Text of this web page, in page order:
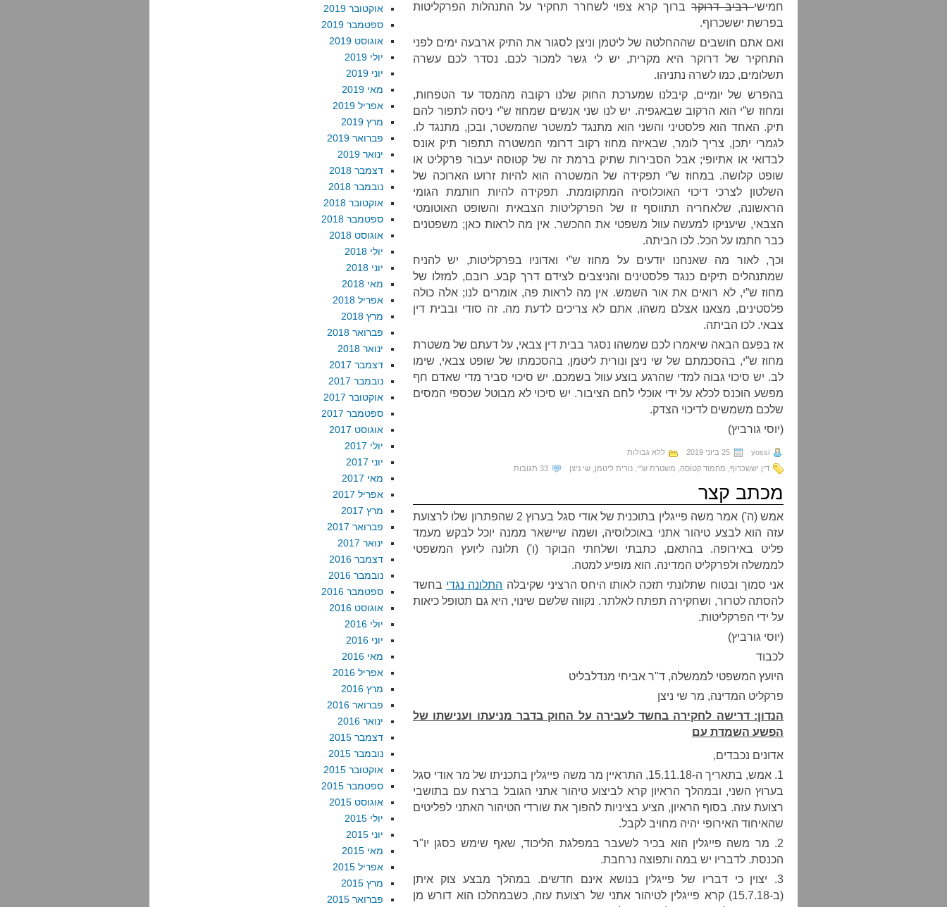
חמישירביב דרוקרברוך קרא צפוי לשחרר תחקיר על התנהלות הפרקליטות
בפרשת יששכרוף.
ואם אתם חושבים שההחלטה של ליטמן וניצן לסגור את התיק ארבעה ימים לפני
התחקיר של דרוקר היא מקרית, יש לי גשר למכור לכם. נסדר לכם עשרה
תשלומים, כמו לשרה נתניהו.
בהפרש של יומיים, קיבלנו שמערכת החוק שלנו רקובה מהמסד עד הטפחות,
ומחוז ש”י הוא הרקוב שבאגפיה. יש לנו שני אנשים שמחוז ש”י ניסה לתפור להם
תיק. האחד הוא פלסטיני והשני הוא מתנגד למשטר שהמשטר, ובכן, מתנגד לו.
לגמרי יתכן, צריך לומר, שבאיזה מחוז רקוב דרומי המשטרה תתפור תיק אונס
לבדואי או אתיופי; אבל הסבירות שתיק ברמת זה של קטוסה יעבור פרקליט או
שופט קלושה. במחוז ש”י תפקידה של המשטרה הוא להיות זרועו הארוכה של
השלטון לצרכי דיכוי האוכלוסיה המתקוממת. תפקידה להיות חותמת הגומי
הראשונה, שלאחריה תתווסף זו של הפרקליטות הצבאית והשופט האוטומטי
הצבאי, שיעניקו למעשה עוול משפטי את ההכשר. אין מה לראות כאן; משפטנים
כבר חתמו על הכל. לכו הביתה.
וכך, לאור מה שאנחנו יודעים על מחוז ש”י ואדוניו בפרקליטות, יש להניח
שמתנהלים תיקים כנגד פלסטינים והניצבים לצידם דרך קבע. רובם, למזלו של
מחוז ש”י, לא רואים את אור השמש. אין מה לראות פה, אומרים לנו; אלה כולה
פלסטינים, מצאנו אצלם משהו, אתם לא צריכים לדעת מה. זה סודי ובבית דין
צבאי. לכו הביתה.
אז בפעם הבאה שיאמרו לכם שמשהו נסגר בבית דין צבאי, על דעתם של משטרת
מחוז ש”י, בהסכמתם של שי ניצן ונורית ליטמן, בהסכמתו של שופט צבאי, שימו
לב. יש סיכוי גבוה למדי שהרגע בוצע עוול בשמכם. יש סיכוי סביר מדי שאדם חף
מפשע הוכנס לכלא על ידי אוכלי לחם הציבור. יש סיכוי לא מבוטל שכספי המסים
שלכם משמשים לדיכוי הצדק.
(יוסי גורביץ)
yossi 25 ביוני 2019
ללא גבולות
דין יששכרוף מחמוד קטוסה משטרת ש"י נורית ליטמן שי ניצן 33 תגובות
מכתב קצר
אמש (ה') אמר משה פייגלין בתוכנית של אודי סגל בערוץ 2 שהפתרון שלו לרצועת
עזה הוא לבצע טיהור אתני באוכלוסיה, ושמה שיישאר ממנה יוכל לבקש מעמד
פליט באירופה. בהתאם, כתבתי ושלחתי הבוקר (ו') תלונה ליועץ המשפטי
לממשלה ולפרקליט המדינה. הוא מופיע למטה.
אני סמוך ובטוח שתלונתי תזכה לאותו היחס הרציני שקיבלה התלונה נגדי בחשד
להסתה לטרור, ושחקירה תפתח לאלתר. נקווה שלשם שינוי, היא גם תטופל כיאות
על ידי הפרקליטות.
(יוסי גורביץ)
לכבוד
היועץ המשפטי לממשלה, ד"ר אביחי מנדלבליט
פרקליט המדינה, מר שי ניצן
הנדון: דרישה לחקירה בחשד לעבירה על החוק בדבר מניעתו וענישתו של
הפשע השמדת עם
אדונים נכבדים,
1. אמש, בתאריך ה-15.11.18, התראיין מר משה פייגלין בתכניתו של מר אודי סגל
בערוץ השני, ובמהלך הראיון קרא לביצוע טיהור אתני הגובל ברצח עם בתושבי
רצועת עזה. בסוף הראיון, הציע בציניות להפוך את שורדי הטיהור האתני לפליטים
שהאיחוד האירופי יהיה מחויב לקבל.
2. מר משה פייגלין הוא בכיר לשעבר במפלגת הליכוד, שאף שימש כסגן יו"ר
הכנסת. לדבריו יש במה ותפוצה נרחבת.
3. יצוין כי דבריו של פייגלין בנושא אינם חדשים. במהלך מבצע צוק איתן
(ב-15.7.18) קרא פייגלין לטיהור אתני של רצועת עזה, כשבמהלכו הוא דורש מן
אוקטובר 2019
ספטמבר 2019
אוגוסט 2019
יולי 2019
יוני 2019
מאי 2019
אפריל 2019
מרץ 2019
פברואר 2019
ינואר 2019
דצמבר 2018
נובמבר 2018
אוקטובר 2018
ספטמבר 2018
אוגוסט 2018
יולי 2018
יוני 2018
מאי 2018
אפריל 2018
מרץ 2018
פברואר 2018
ינואר 2018
דצמבר 2017
נובמבר 2017
אוקטובר 2017
ספטמבר 2017
אוגוסט 2017
יולי 2017
יוני 2017
מאי 2017
אפריל 2017
מרץ 2017
פברואר 2017
ינואר 2017
דצמבר 2016
נובמבר 2016
ספטמבר 2016
אוגוסט 2016
יולי 2016
יוני 2016
מאי 2016
אפריל 2016
מרץ 2016
פברואר 2016
ינואר 2016
דצמבר 2015
נובמבר 2015
אוקטובר 2015
ספטמבר 2015
אוגוסט 2015
יולי 2015
יוני 2015
מאי 2015
אפריל 2015
מרץ 2015
פברואר 2015